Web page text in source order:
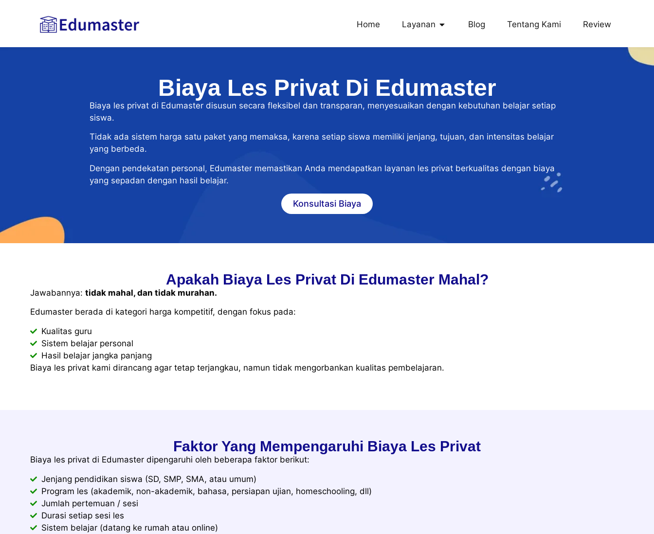
Home Layanan Blog Tentang Kami Review
Biaya Les Privat Di Edumaster
Biaya les privat di Edumaster disusun secara fleksibel dan transparan, menyesuaikan dengan kebutuhan belajar setiap
siswa.
Tidak ada sistem harga satu paket yang memaksa, karena setiap siswa memiliki jenjang, tujuan, dan intensitas belajar
yang berbeda.
Dengan pendekatan personal, Edumaster memastikan Anda mendapatkan layanan les privat berkualitas dengan biaya
yang sepadan dengan hasil belajar.
Konsultasi Biaya
Apakah Biaya Les Privat Di Edumaster Mahal?
Jawabannya: tidak mahal, dan tidak murahan.
Edumaster berada di kategori harga kompetitif, dengan fokus pada:
Kualitas guru
Sistem belajar personal
Hasil belajar jangka panjang
Biaya les privat kami dirancang agar tetap terjangkau, namun tidak mengorbankan kualitas pembelajaran.
Faktor Yang Mempengaruhi Biaya Les Privat
Biaya les privat di Edumaster dipengaruhi oleh beberapa faktor berikut:
Jenjang pendidikan siswa (SD, SMP, SMA, atau umum)
Program les (akademik, non-akademik, bahasa, persiapan ujian, homeschooling, dll)
Jumlah pertemuan / sesi
Durasi setiap sesi les
Sistem belajar (datang ke rumah atau online)